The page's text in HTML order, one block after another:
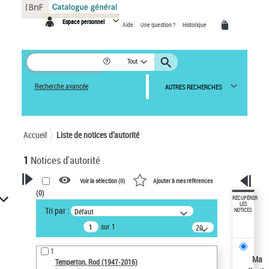
Espace personnel Aide Une question ? Historique
Tout
Recherche avancée AUTRES RECHERCHES
Accueil Liste de notices d’autorité
1 Notices d'autorité
VOTRE RECHERCHE
Recherche avancée dans les
notices d’autorité
Œuvres liées à l'auteur :
Temperton, Rod (1947-2016)
Voir la sélection (0) Ajouter à mes références
(0)
Tri par : Défaut
sur 1
20
résultats/page
1
Temperton, Rod (1947-2016)
RÉCUPÉRER
LES
NOTICES
Ma
Panneau de gestion des cookies